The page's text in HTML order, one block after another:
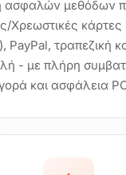
ασφαλών μεθόδων
Χρεωστικές
PayPal, τραπεζική
- με πλήρη
και ασφάλεια